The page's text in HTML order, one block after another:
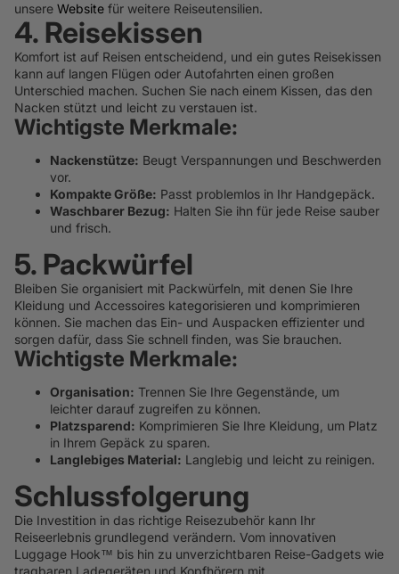
unsere Website für weitere Reiseutensilien.
4. Reisekissen
Komfort ist auf Reisen entscheidend, und ein gutes Reisekissen
kann auf langen Flügen oder Autofahrten einen großen
Unterschied machen. Suchen Sie nach einem Kissen, das den
Nacken stützt und leicht zu verstauen ist.
Wichtigste Merkmale:
Nackenstütze: Beugt Verspannungen und Beschwerden
vor.
Kompakte Größe: Passt problemlos in Ihr Handgepäck.
Waschbarer Bezug: Halten Sie ihn für jede Reise sauber
und frisch.
5. Packwürfel
Bleiben Sie organisiert mit Packwürfeln, mit denen Sie Ihre
Kleidung und Accessoires kategorisieren und komprimieren
können. Sie machen das Ein- und Auspacken effizienter und
sorgen dafür, dass Sie schnell finden, was Sie brauchen.
Wichtigste Merkmale:
Organisation: Trennen Sie Ihre Gegenstände, um
leichter darauf zugreifen zu können.
Platzsparend: Komprimieren Sie Ihre Kleidung, um Platz
in Ihrem Gepäck zu sparen.
Langlebiges Material: Langlebig und leicht zu reinigen.
Schlussfolgerung
Die Investition in das richtige Reisezubehör kann Ihr
Reiseerlebnis grundlegend verändern. Vom innovativen
Luggage Hook™ bis hin zu unverzichtbaren Reise-Gadgets wie
tragbaren Ladegeräten und Kopfhörern mit